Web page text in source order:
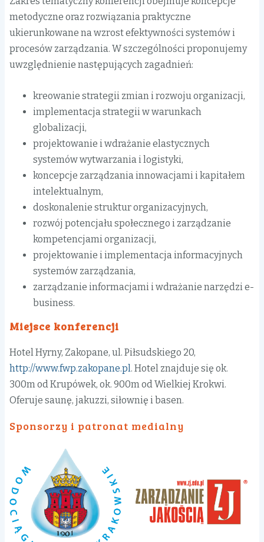
metodyczne oraz rozwiązania praktyczne
ukierunkowane na wzrost efektywności systemów i
procesów zarządzania. W szczególności proponujemy
uwzględnienie następujących zagadnień:
kreowanie strategii zmian i rozwoju organizacji,
implementacja strategii w warunkach
globalizacji,
projektowanie i wdrażanie elastycznych
systemów wytwarzania i logistyki,
koncepcje zarządzania innowacjami i kapitałem
intelektualnym,
doskonalenie struktur organizacyjnych,
rozwój potencjału społecznego i zarządzanie
kompetencjami organizacji,
projektowanie i implementacja informacyjnych
systemów zarządzania,
zarządzanie informacjami i wdrażanie narzędzi e-
business.
Miejsce konferencji
Hotel Hyrny, Zakopane, ul. Piłsudskiego 20,
http://www.fwp.zakopane.pl. Hotel znajduje się ok.
300m od Krupówek, ok. 900m od Wielkiej Krokwi.
Oferuje saunę, jakuzzi, siłownię i basen.
Sponsorzy i patronat medialny